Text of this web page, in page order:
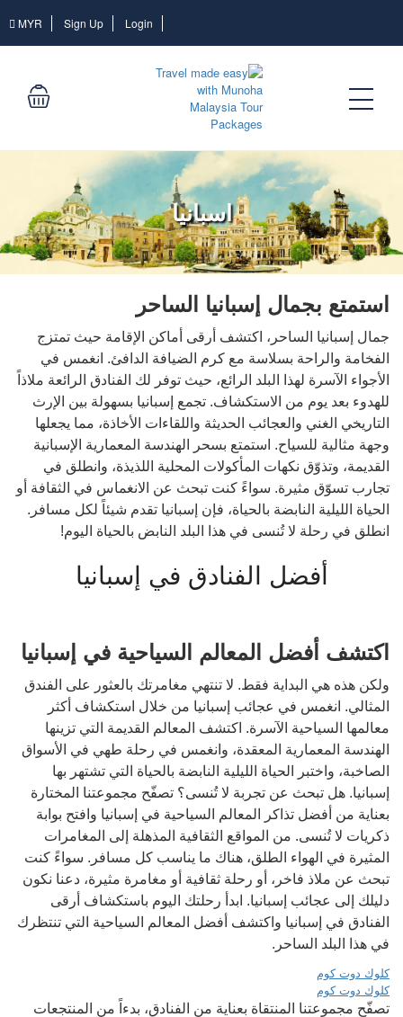
Login
Login
Sign Up
MYR
اسبانيا
استمتع بجمال إسبانيا الساحر
جمال إسبانيا الساحر، اكتشف أرقى أماكن الإقامة حيث تمتزج
الفخامة والراحة بسلاسة مع كرم الضيافة الدافئ. انغمس في
الأجواء الآسرة لهذا البلد الرائع، حيث توفر لك الفنادق الرائعة ملاذاً
للهدوء بعد يوم من الاستكشاف. تجمع إسبانيا بسهولة بين الإرث
التاريخي الغني والعجائب الحديثة واللقاءات الأخاذة، مما يجعلها
وجهة مثالية للسياح. استمتع بسحر الهندسة المعمارية الإسبانية
القديمة، وتذوّق نكهات المأكولات المحلية اللذيذة، وانطلق في
تجارب تسوّق مثيرة. سواءً كنت تبحث عن الانغماس في الثقافة أو
الحياة الليلية النابضة بالحياة، فإن إسبانيا تقدم شيئاً لكل مسافر.
انطلق في رحلة لا تُنسى في هذا البلد النابض بالحياة اليوم!
أفضل الفنادق في إسبانيا
اكتشف أفضل المعالم السياحية في إسبانيا
ولكن هذه هي البداية فقط. لا تنتهي مغامرتك بالعثور على الفندق
المثالي. انغمس في عجائب إسبانيا من خلال استكشاف أكثر
معالمها السياحية الآسرة. اكتشف المعالم القديمة التي تزينها
الهندسة المعمارية المعقدة، وانغمس في رحلة طهي في الأسواق
الصاخبة، واختبر الحياة الليلية النابضة بالحياة التي تشتهر بها
إسبانيا. هل تبحث عن تجربة لا تُنسى؟ تصفّح مجموعتنا المختارة
بعناية من أفضل تذاكر المعالم السياحية في إسبانيا وافتح بوابة
ذكريات لا تُنسى. من المواقع الثقافية المذهلة إلى المغامرات
المثيرة في الهواء الطلق، هناك ما يناسب كل مسافر. سواءً كنت
تبحث عن ملاذ فاخر، أو رحلة ثقافية أو مغامرة مثيرة، دعنا نكون
دليلك إلى عجائب إسبانيا. ابدأ رحلتك اليوم باستكشاف أرقى
الفنادق في إسبانيا واكتشف أفضل المعالم السياحية التي تنتظرك
في هذا البلد الساحر.
كلوك دوت كوم
كلوك دوت كوم
تصفّح مجموعتنا المنتقاة بعناية من الفنادق، بدءاً من المنتجعات